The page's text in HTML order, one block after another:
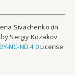
Sivachenko (in
Sergiy Kozakov.
NC-ND 4.0License.